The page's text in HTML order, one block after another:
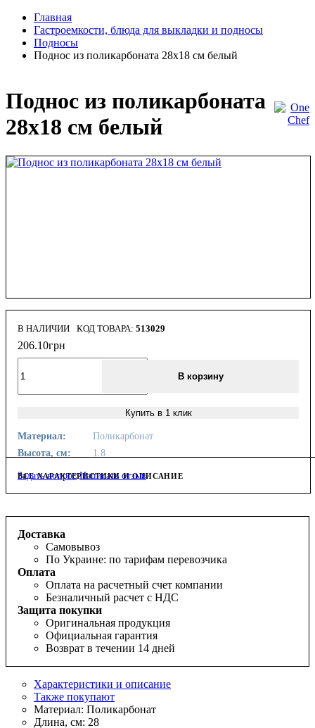
Главная
Гастроемкости, блюда для выкладки и подносы
Подносы
Поднос из поликарбоната 28х18 см белый
Поднос из поликарбоната
28х18 см белый
В НАЛИЧИИ 513029
206.10грн
В корзину
Купить в 1 клик
Материал:
Поликарбонат
Высота, см:
1.8
ВСЕ ХАРАКТЕРИСТИКИ И ОПИСАНИЕ
Задать вопрос Написать отзыв
Характеристики и описание
Также покупают
Материал: Поликарбонат
Длина, см: 28
Доставка
Самовывоз
По Украине: по тарифам перевозчика
Оплата
Оплата на расчетный счет компании
Безналичный расчет с НДС
Защита покупки
Оригинальная продукция
Официальная гарантия
Возврат в течении 14 дней